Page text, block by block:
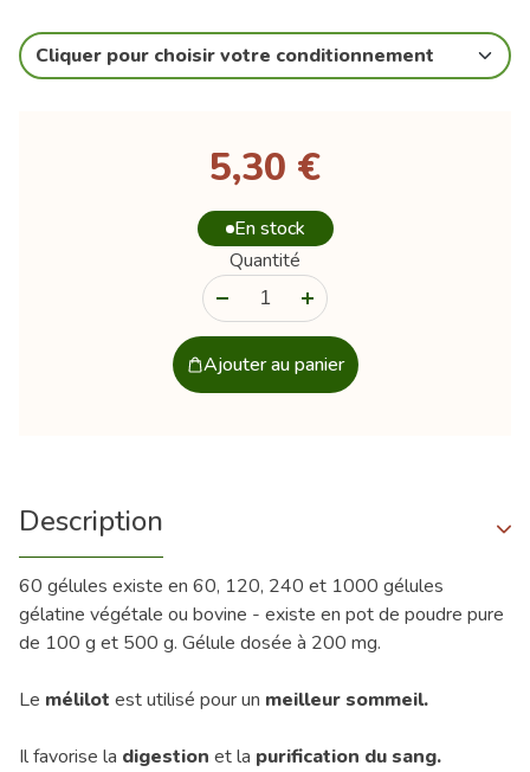
Cliquer pour choisir votre conditionnement
5,30 €
En stock
Quantité
Ajouter au panier
Description
60 gélules existe en 60, 120, 240 et 1000 gélules
gélatine végétale ou bovine - existe en pot de poudre pure
de 100 g et 500 g. Gélule dosée à 200 mg.
Le mélilot est utilisé pour un meilleur sommeil.
Il favorise la digestion et la purification du sang.